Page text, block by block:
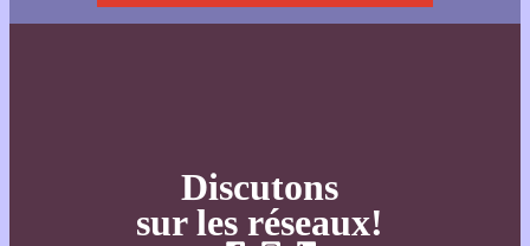
Discutons
sur les réseaux!